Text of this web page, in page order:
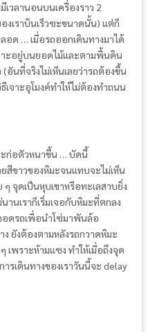
วลานอนบนเครื่องราว 2
งเราบินเร็วซะขนาดนั้น) แต่ก็
อด … เมื่อรถออกเดินทางมาได้
กาะอยู่บนยอดไม้และตามพื้นดิน
(อันที่จริงไม่เห็นเลยว่ารถต้องขึ้น
เจาะอุโมงค์ทำให้ไม่ต้องทำถนน
ะก่อตัวหนาขึ้น … บัดนี้
สีขาวของหิมะจนแทบจะไม่เห็น
ๆ จุดเป็นหุบเขาหรือทะเลสาบยิ่ง
านเราก็เริ่มเจอกับหิมะที่ตกลง
อดรถเพื่อนำโซ่มาพันล้อ
ยังต้องตามหลังรถกวาดหิมะ
เพราะห้ามแซง ทำให้เมื่อถึงจุด
รเดินทางของเราวันนี้จะ delay